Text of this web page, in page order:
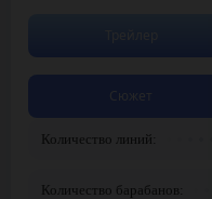
Количество линий:
Количество барабанов:
Сюжет